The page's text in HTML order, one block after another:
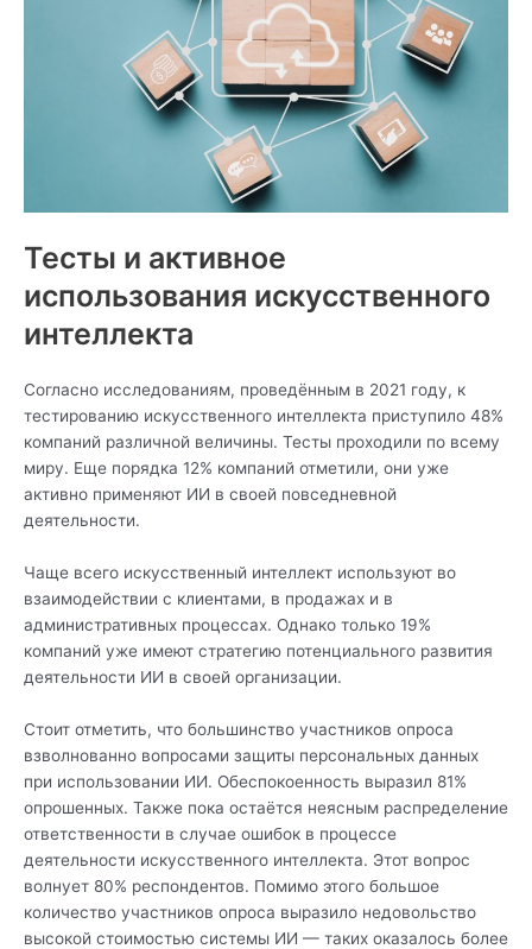
Тесты и активное
использования искусственного
интеллекта
Согласно исследованиям, проведённым в 2021 году, к
тестированию искусственного интеллекта приступило 48%
компаний различной величины. Тесты проходили по всему
миру. Еще порядка 12% компаний отметили, они уже
активно применяют ИИ в своей повседневной
деятельности.
Чаще всего искусственный интеллект используют во
взаимодействии с клиентами, в продажах и в
административных процессах. Однако только 19%
компаний уже имеют стратегию потенциального развития
деятельности ИИ в своей организации.
Стоит отметить, что большинство участников опроса
взволнованно вопросами защиты персональных данных
при использовании ИИ. Обеспокоенность выразил 81%
опрошенных. Также пока остаётся неясным распределение
ответственности в случае ошибок в процессе
деятельности искусственного интеллекта. Этот вопрос
волнует 80% респондентов. Помимо этого большое
количество участников опроса выразило недовольство
высокой стоимостью системы ИИ — таких оказалось более